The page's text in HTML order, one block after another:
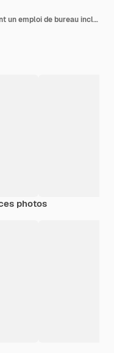
Un homme en fauteuil roulant ayant un emploi de bureau inclusif
photos